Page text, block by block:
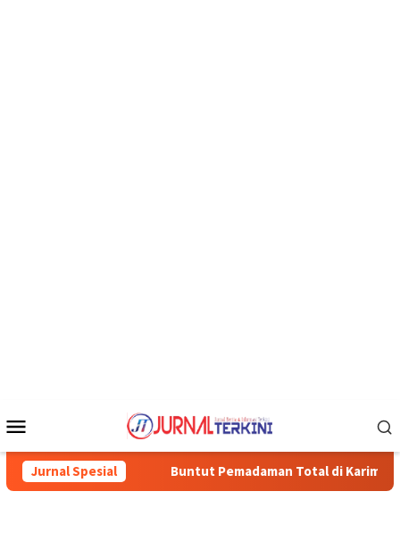
Mobile
Jurnal Spesial
Buntut Pemadaman Total di Karimun, Nurhidayat: